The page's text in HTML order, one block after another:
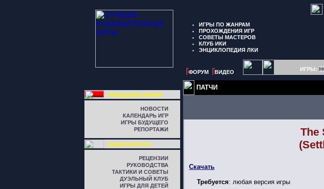
ИГРЫ ПО ЖАНРАМ
ПРОХОЖДЕНИЯ ИГР
СОВЕТЫ МАСТЕРОВ
КЛУБ ИКИ
ЭНЦИКЛОПЕДИЯ ЛКИ
ФОРУМ ВИДЕО ИГРЫ:
ПЕРЕДОВАЯ ЛИНИЯ
НОВОСТИ
КАЛЕНДАРЬ ИГР
ИГРЫ БУДУЩЕГО
РЕПОРТАЖИ
ЛИНИЯ ФРОНТА
РЕЦЕНЗИИ
РУКОВОДСТВА
ТАКТИКИ И СОВЕТЫ
ДУЭЛЬНЫЙ КЛУБ
ИГРЫ ДЛЯ ДЕТЕЙ
ПАТЧИ
The
Скачать
Требуется: любая версия игры